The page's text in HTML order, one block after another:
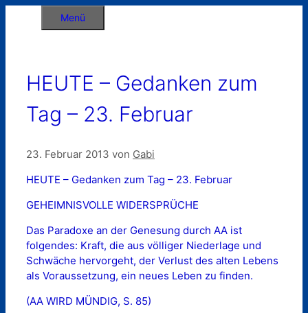
Menü
HEUTE – Gedanken zum
Tag – 23. Februar
23. Februar 2013 von Gabi
HEUTE – Gedanken zum Tag – 23. Februar
GEHEIMNISVOLLE WIDERSPRÜCHE
Das Paradoxe an der Genesung durch AA ist
folgendes: Kraft, die aus völliger Niederlage und
Schwäche hervorgeht, der Verlust des alten Lebens
als Voraussetzung, ein neues Leben zu finden.
(AA WIRD MÜNDIG, S. 85)